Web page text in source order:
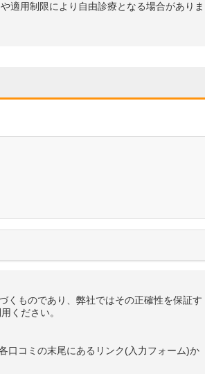
適用制限により自由診療となる場合がありま
くものであり、弊社ではその正確性を保証す
ください。
口コミの末尾にあるリンク(入力フォーム)か